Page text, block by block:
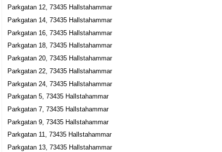
0220-51276
Parkgatan 6 A Lgh 1203, 73435 Hallstahammar
Jan Fröjdman Sport AB
Jan Tage Fröjdman
Parkgatan 7, 73435 Hallstahammar
Terminalen i Hallstahammar AB
Eva Annika Metsmaa
0220-51010
Parkgatan 7, 73435 Hallstahammar
Berndtson, Erik Ove
0220-10642
Parkgatan 8 A Lgh 1201, 73435 Hallstahammar
Parkgatan 12, 73435 Hallstahammar
Parkgatan 14, 73435 Hallstahammar
Parkgatan 16, 73435 Hallstahammar
Parkgatan 18, 73435 Hallstahammar
Parkgatan 20, 73435 Hallstahammar
Parkgatan 22, 73435 Hallstahammar
Parkgatan 24, 73435 Hallstahammar
Parkgatan 5, 73435 Hallstahammar
Parkgatan 7, 73435 Hallstahammar
Parkgatan 9, 73435 Hallstahammar
Parkgatan 11, 73435 Hallstahammar
Parkgatan 13, 73435 Hallstahammar